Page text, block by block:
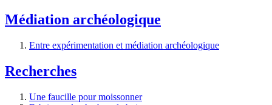
Médiation archéologique
Entre expérimentation et médiation archéologique
Recherches
Une faucille pour moissonner